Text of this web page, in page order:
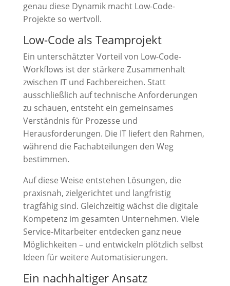
genau diese Dynamik macht Low-Code-
Projekte so wertvoll.
Low-Code als Teamprojekt
Ein unterschätzter Vorteil von Low-Code-
Workflows ist der stärkere Zusammenhalt
zwischen IT und Fachbereichen. Statt
ausschließlich auf technische Anforderungen
zu schauen, entsteht ein gemeinsames
Verständnis für Prozesse und
Herausforderungen. Die IT liefert den Rahmen,
während die Fachabteilungen den Weg
bestimmen.
Auf diese Weise entstehen Lösungen, die
praxisnah, zielgerichtet und langfristig
tragfähig sind. Gleichzeitig wächst die digitale
Kompetenz im gesamten Unternehmen. Viele
Service-Mitarbeiter entdecken ganz neue
Möglichkeiten – und entwickeln plötzlich selbst
Ideen für weitere Automatisierungen.
Ein nachhaltiger Ansatz